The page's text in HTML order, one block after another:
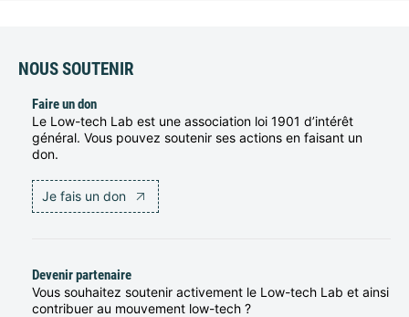
NOUS SOUTENIR
Faire un don
Le Low-tech Lab est une association loi 1901 d’intérêt
général. Vous pouvez soutenir ses actions en faisant un
don.
Je fais un don
Devenir partenaire
Vous souhaitez soutenir activement le Low-tech Lab et ainsi
contribuer au mouvement low-tech ?